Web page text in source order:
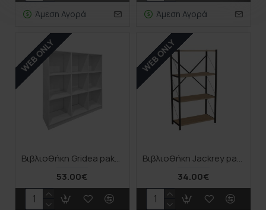
Άμεση Αγορά Άμεση Αγορά
WEB ONLY
Βιβλιοθήκη Gridea pakoworld λευκό 119.5x30x121εκ
53.00€
WEB ONLY
Βιβλιοθήκη Jackrey pakoworld oak μελαμίνης-μαύρο μέταλλο 63x30x114εκ
34.00€